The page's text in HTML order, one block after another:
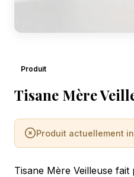
Produit
Tisane Mère
Produit actuellement
Tisane Mère Veilleuse